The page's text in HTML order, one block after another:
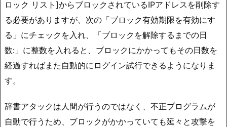
ロック リスト]からブロックされているIPアドレスを削除す
る必要がありますが、次の「ブロック有効期限を有効にす
る」にチェックを入れ、「ブロックを解除するまでの日
数:」に整数を入れると、ブロックにかかってもその日数を
経過すればまた自動的にログイン試行できるようになりま
す。
辞書アタックは人間が行うのではなく、不正プログラムが
自動で行うため、ブロックがかかっていても延々と攻撃を